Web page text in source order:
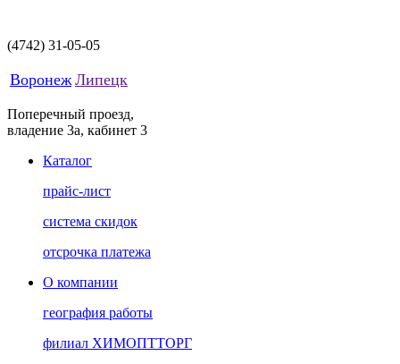
(4742) 31-05-05
Воронеж Липецк
Поперечный проезд,
владение 3а, кабинет 3
Каталог
прайс-лист
система скидок
отсрочка платежа
О компании
география работы
филиал ХИМОПТТОРГ